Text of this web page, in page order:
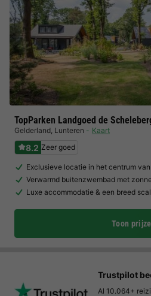
TopParken Landgoed de
Gelderland, Lunteren Kaart
8.2 Zeer goed
Exclusieve locatie in het centrum
Verwarmd buitenzwembad met
Luxe accommodatie & een breed
Toon
Trustpilot
Al 10.064+